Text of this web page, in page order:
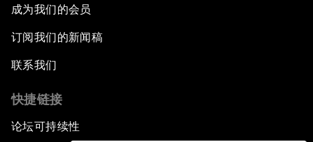
成为我们的会员
订阅我们的新闻稿
联系我们
快捷链接
论坛可持续性